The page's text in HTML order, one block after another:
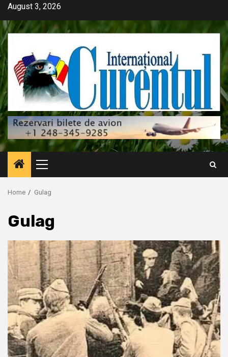
Skip
content
August 3, 2026
Primary
Menu
Home Gulag
Gulag